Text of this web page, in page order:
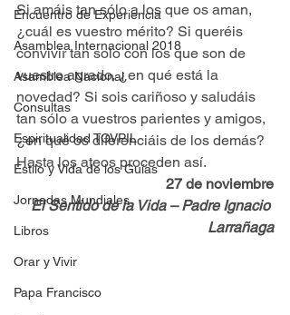
Encuentro de Experiencia
Asamblea Internacional 2018
Asamblea Nacional
Consultas
Espiritualidad TOVPIL
Estilo y Vida de los Guías
Jornadas Mundiales
Libros
Orar y Vivir
Papa Francisco
Si amáis tan sólo a los que os aman,
¿cuál es vuestro mérito? Si queréis
convivir tan solo con los que son de
vuestro agrado, ¿en qué está la
novedad? Si sois cariñoso y saludáis
tan sólo a vuestros parientes y amigos,
¿en qué os diferenciáis de los demás?
Hasta los ateos proceden así.
27 de noviembre
El Sentido de la Vida – Padre Ignacio
Larrañaga